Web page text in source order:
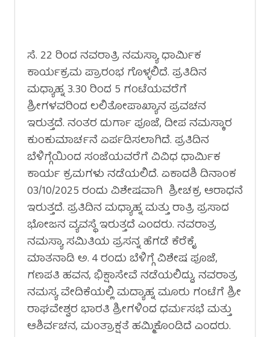
ಸೆ. 22 ರಿಂದ ನವರಾತ್ರಿ ನಮಸ್ಯಾ ಧಾರ್ಮಿಕ
ಕಾರ್ಯಕ್ರಮ ಪ್ರಾರಂಭ ಗೊಳ್ಳಲಿದೆ. ಪ್ರತಿದಿನ
ಮಧ್ಯಾಹ್ನ 3.30 ರಿಂದ 5 ಗಂಟೆಯವರೆಗೆ
ಶ್ರೀಗಳವರಿಂದ ಲಲಿತೋಪಾಖ್ಯಾನ ಪ್ರವಚನ
ಇರುತ್ತದೆ. ನಂತರ ದುರ್ಗಾ ಪೂಜೆ, ದೀಪ ನಮಸ್ಕಾರ
ಕುಂಕುಮಾರ್ಚನೆ ಏರ್ಪಡಿಸಲಾಗಿದೆ. ಪ್ರತಿದಿನ
ಬೆಳಿಗ್ಗೆಯಿಂದ ಸಂಜೆಯವರೆಗೆ ವಿವಿಧ ಧಾರ್ಮಿಕ
ಕಾರ್ಯ ಕ್ರಮಗಳು ನಡೆಯಲಿದೆ. ಏಕಾದಶಿ ದಿನಾಂಕ
03/10/2025 ರಂದು ವಿಶೇಷವಾಗಿ ಶ್ರೀಚಕ್ರ ಆರಾಧನೆ
ಇರುತ್ತದೆ. ಪ್ರತಿದಿನ ಮಧ್ಯಾಹ್ನ ಮತ್ತು ರಾತ್ರಿ ಪ್ರಸಾದ
ಭೋಜನ ವ್ಯವಸ್ಥೆ ಇರುತ್ತದೆ ಎಂದರು. ನವರಾತ್ರ
ನಮಸ್ಯಾ ಸಮಿತಿಯ ಪ್ರಸನ್ನ ಹೆಗಡೆ ಕೆರೆಕೈ
ಮಾತನಾಡಿ ಅ. 4 ರಂದು ಬೆಳಿಗ್ಗೆ ವಿಶೇಷ ಪೂಜೆ,
ಗಣಪತಿ ಹವನ, ಭಿಕ್ಷಾಸೇವೆ ನಡೆಯಲಿದ್ದು, ನವರಾತ್ರ
ನಮಸ್ಯ ವೇದಿಕೆಯಲ್ಲಿ ಮದ್ಯಾಹ್ನ ಮೂರು ಗಂಟೆಗೆ ಶ್ರೀ
ರಾಘವೇಶ್ವರ ಭಾರತಿ ಶ್ರೀಗಳಿಂದ ಧರ್ಮಸಭೆ ಮತ್ತು
ಆಶಿರ್ವಚನ, ಮಂತ್ರಾಕ್ಷತೆ ಹಮ್ಮಿಕೊಂಡಿದೆ ಎಂದರು.